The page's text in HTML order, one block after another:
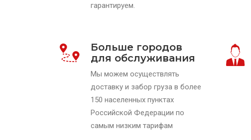
гарантируем.
Больше городов
для обслуживания
Мы можем осуществлять
доставку и забор груза в более
150 населенных пунктах
Российской Федерации по
самым низким тарифам